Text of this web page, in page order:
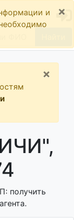
и
×
×
получить